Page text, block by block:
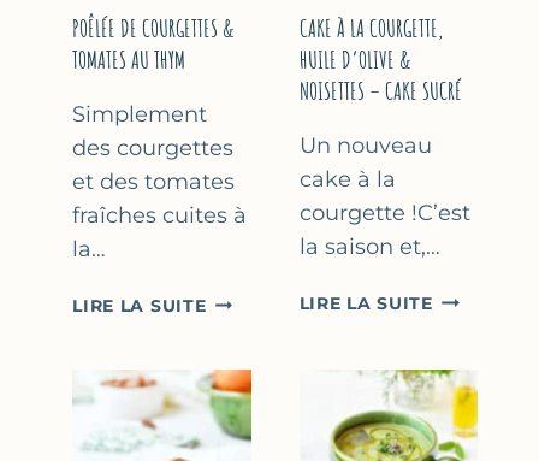
POÊLÉE DE COURGETTES &
TOMATES AU THYM
Simplement
des courgettes
et des tomates
fraîches cuites à
la…
LIRE LA SUITEPOÊLÉE
&
TOMATES
AU
CAKE À LA COURGETTE,
HUILE D’OLIVE &
NOISETTES – CAKE SUCRÉ
Un nouveau
cake à la
courgette !C’est
la saison et,…
LIRE LA SUITECAKE
HUILE
D’OLIVE